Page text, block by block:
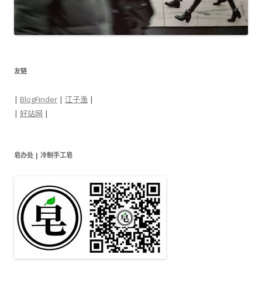
友链
| BlogFinder | 江子渔 |
| 好站网 |
皂办处 | 冷制手工皂